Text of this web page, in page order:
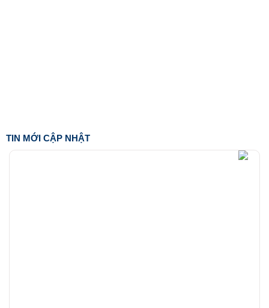
TIN MỚI CẬP NHẬT